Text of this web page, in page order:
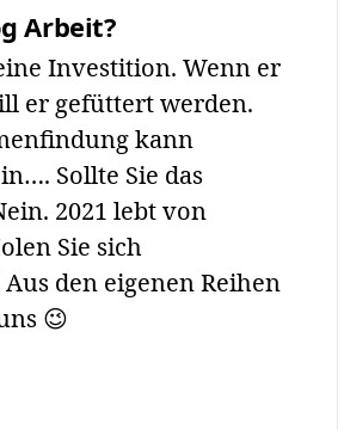
Arbeit?
Investition. Wenn er
er gefüttert werden.
kann
Sollte Sie das
2021 lebt von
Sie sich
den eigenen Reihen
😉